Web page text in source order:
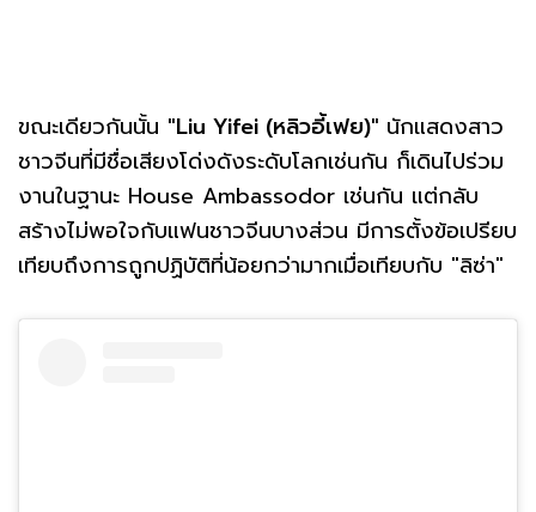
ขณะเดียวกันนั้น "Liu Yifei (หลิวอี้เฟย)" นักแสดงสาว
ชาวจีนที่มีชื่อเสียงโด่งดังระดับโลกเช่นกัน ก็เดินไปร่วม
งานในฐานะ House Ambassodor เช่นกัน แต่กลับ
สร้างไม่พอใจกับแฟนชาวจีนบางส่วน มีการตั้งข้อเปรียบ
เทียบถึงการถูกปฏิบัติที่น้อยกว่ามากเมื่อเทียบกับ "ลิซ่า"